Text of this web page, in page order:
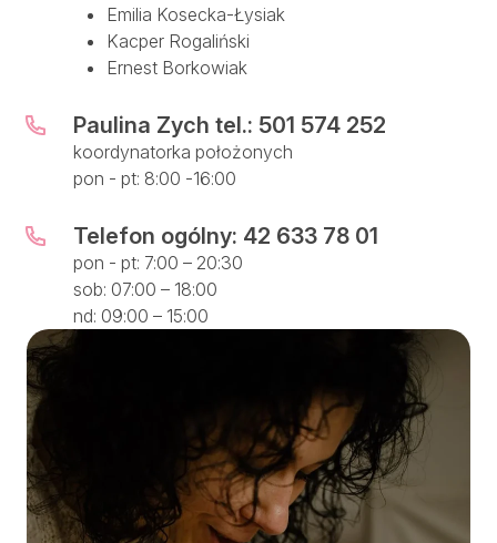
Emilia Kosecka-Łysiak
Kacper Rogaliński
Ernest Borkowiak
Paulina Zych tel.: 501 574 252
koordynatorka położonych
pon - pt: 8:00 -16:00
Telefon ogólny: 42 633 78 01
pon - pt: 7:00 – 20:30
sob: 07:00 – 18:00
nd: 09:00 – 15:00